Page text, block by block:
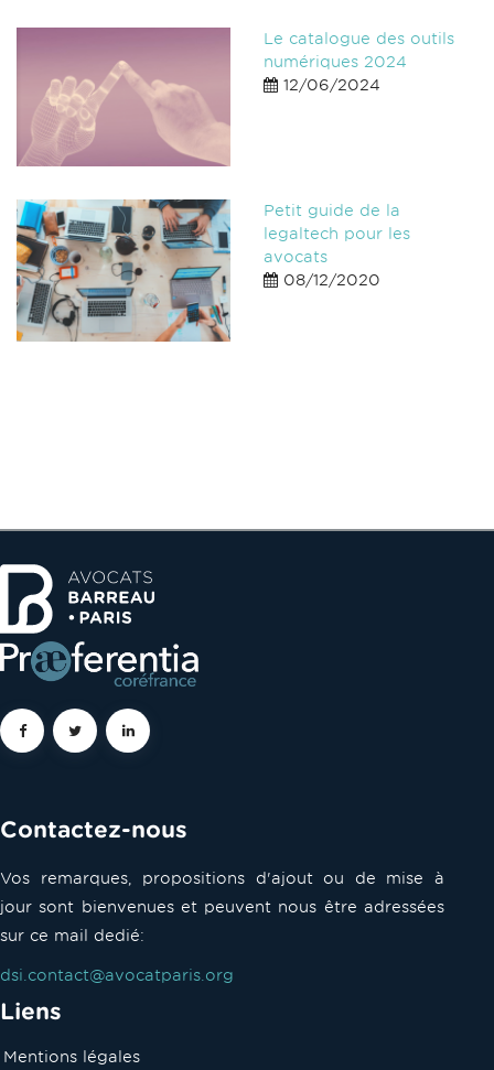
Le catalogue des outils
numériques 2024
12/06/2024
Petit guide de la
legaltech pour les
avocats
08/12/2020
Contactez-nous
Vos remarques, propositions d'ajout ou de mise à
jour sont bienvenues et peuvent nous être adressées
sur ce mail dedié:
dsi.contact@avocatparis.org
Liens
Mentions légales